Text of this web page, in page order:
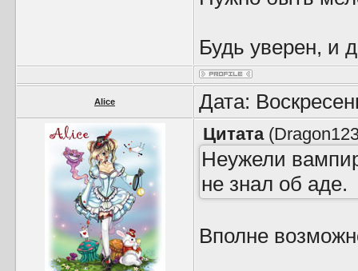
Будь уверен, и
Alice Дата:
Цитата(
Неужели
не знал об аде.
Вполне